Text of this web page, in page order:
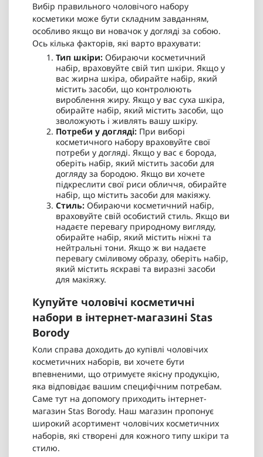
Вибір правильного чоловічого набору
косметики може бути складним завданням,
особливо якщо ви новачок у догляді за собою.
Ось кілька факторів, які варто врахувати:
Тип шкіри: Обираючи косметичний
набір, враховуйте свій тип шкіри. Якщо у
вас жирна шкіра, обирайте набір, який
містить засоби, що контролюють
вироблення жиру. Якщо у вас суха шкіра,
обирайте набір, який містить засоби, що
зволожують і живлять вашу шкіру.
Потреби у догляді: При виборі
косметичного набору враховуйте свої
потреби у догляді. Якщо у вас є борода,
оберіть набір, який містить засоби для
догляду за бородою. Якщо ви хочете
підкреслити свої риси обличчя, обирайте
набір, що містить засоби для макіяжу.
Стиль: Обираючи косметичний набір,
враховуйте свій особистий стиль. Якщо ви
надаєте перевагу природному вигляду,
обирайте набір, який містить ніжні та
нейтральні тони. Якщо ж ви надаєте
перевагу сміливому образу, оберіть набір,
який містить яскраві та виразні засоби
для макіяжу.
Купуйте чоловічі косметичні
набори в інтернет-магазині Stas
Borody
Коли справа доходить до купівлі чоловічих
косметичних наборів, ви хочете бути
впевненими, що отримуєте якісну продукцію,
яка відповідає вашим специфічним потребам.
Саме тут на допомогу приходить інтернет-
магазин Stas Borody. Наш магазин пропонує
широкий асортимент чоловічих косметичних
наборів, які створені для кожного типу шкіри та
стилю.